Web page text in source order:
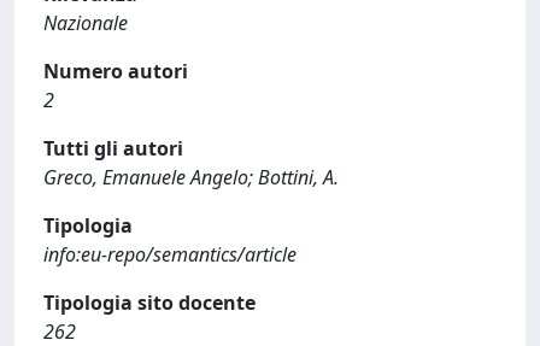
Nazionale
Numero autori
2
Tutti gli autori
Greco, Emanuele Angelo; Bottini, A.
Tipologia
info:eu-repo/semantics/article
Tipologia sito docente
262